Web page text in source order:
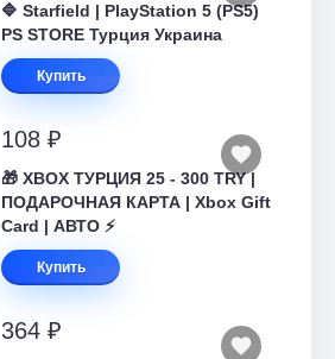
🔷 Starfield | PlayStation 5 (PS5)
PS STORE Турция Украина
Купить
108 ₽
🎁 XBOX ТУРЦИЯ 25 - 300 TRY |
ПОДАРОЧНАЯ КАРТА | Xbox Gift
Card | АВТО ⚡
Купить
364 ₽